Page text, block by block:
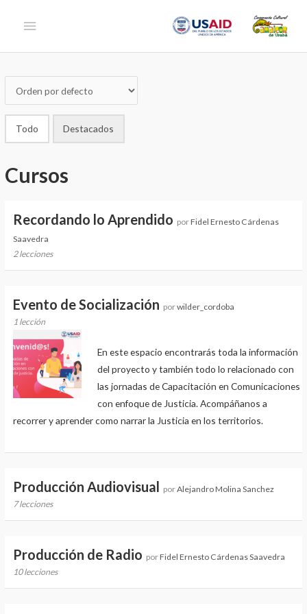
Menú
principal
Todo Destacados
Cursos
Recordando lo Aprendido porFidel Ernesto Cárdenas
Saavedra
2 lecciones
Evento de Socialización porwilder_cordoba
1 lección
En este espacio encontrarás toda la información
del proyecto y también todo lo relacionado con
las jornadas de Capacitación en Comunicaciones
con enfoque de Justicia. Acompáñanos a
recorrer y aprender como narrar la Justicia en los territorios.
Producción Audiovisual porAlejandro Molina Sanchez
7 lecciones
Producción de Radio porFidel Ernesto Cárdenas Saavedra
10 lecciones